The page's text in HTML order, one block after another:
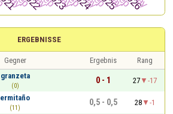
ERGEBNISSE
Gegner Ergebnis
Rang
granzeta
(0)
0 - 1 27
-17
ermitaño
(11)
0,5 - 0,5 28
-1